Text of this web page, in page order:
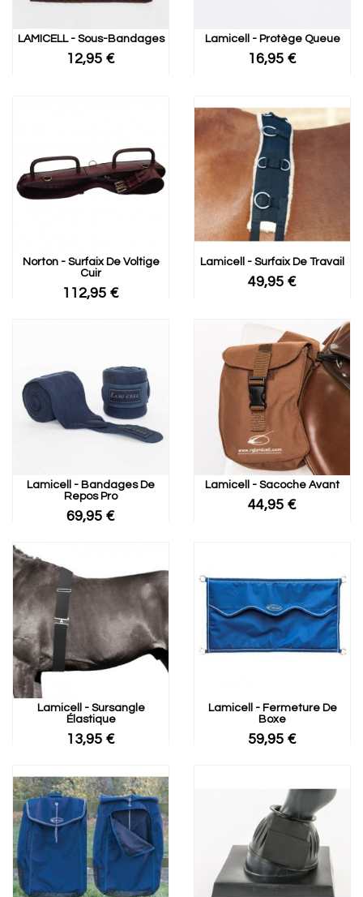
LAMICELL - Sous-Bandages
12,95 €
Lamicell - Protège Queue
16,95 €
Norton - Surfaix De Voltige
Cuir
112,95 €
Lamicell - Surfaix De Travail
49,95 €
Lamicell - Bandages De
Repos Pro
69,95 €
Lamicell - Sacoche Avant
44,95 €
Lamicell - Sursangle
Élastique
13,95 €
Lamicell - Fermeture De
Boxe
59,95 €